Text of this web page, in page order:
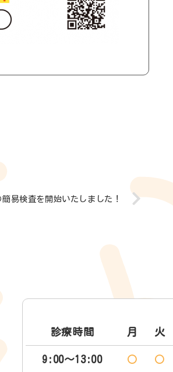
易検査を開始いたしました！
診療時間 月 火
9:00～13:00 〇 〇